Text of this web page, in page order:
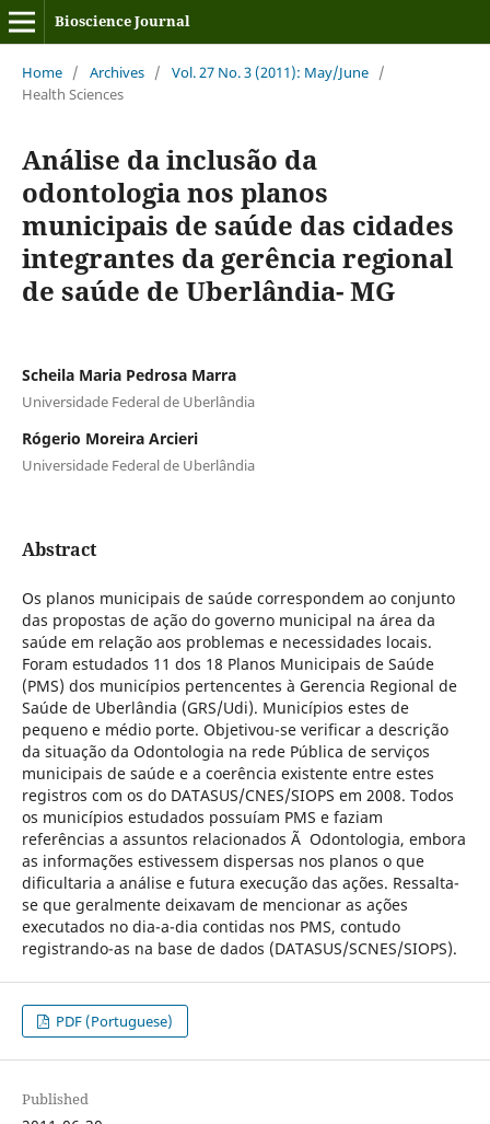
Bioscience Journal
Home / Archives / Vol. 27 No. 3 (2011): May/June /
Health Sciences
Análise da inclusão da
odontologia nos planos
municipais de saúde das cidades
integrantes da gerência regional
de saúde de Uberlândia- MG
Scheila Maria Pedrosa Marra
Universidade Federal de Uberlândia
Rógerio Moreira Arcieri
Universidade Federal de Uberlândia
Abstract
Os planos municipais de saúde correspondem ao conjunto
das propostas de ação do governo municipal na área da
saúde em relação aos problemas e necessidades locais.
Foram estudados 11 dos 18 Planos Municipais de Saúde
(PMS) dos municípios pertencentes à Gerencia Regional de
Saúde de Uberlândia (GRS/Udi). Municípios estes de
pequeno e médio porte. Objetivou-se verificar a descrição
da situação da Odontologia na rede Pública de serviços
municipais de saúde e a coerência existente entre estes
registros com os do DATASUS/CNES/SIOPS em 2008. Todos
os municípios estudados possuíam PMS e faziam
referências a assuntos relacionados Ã Odontologia, embora
as informações estivessem dispersas nos planos o que
dificultaria a análise e futura execução das ações. Ressalta-
se que geralmente deixavam de mencionar as ações
executados no dia-a-dia contidas nos PMS, contudo
registrando-as na base de dados (DATASUS/SCNES/SIOPS).
PDF (Portuguese)
Published